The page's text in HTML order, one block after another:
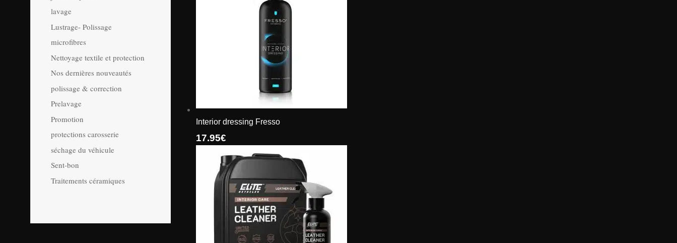
lavage
Lustrage- Polissage
microfibres
Nettoyage textile et protection
Nos dernières nouveautés
polissage & correction
Prelavage
Promotion
protections carosserie
séchage du véhicule
Sent-bon
Traitements céramiques
28.95€
Interior dressing Fresso
17.95€